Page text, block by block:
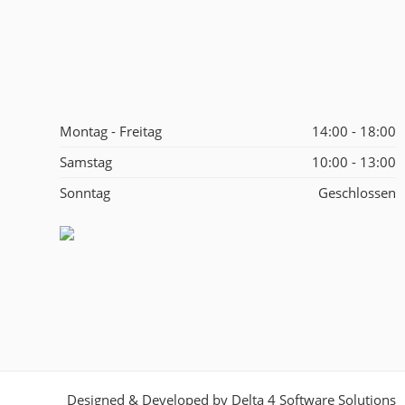
Montag - Freitag
14:00 - 18:00
Samstag
10:00 - 13:00
Sonntag
Geschlossen
Designed & Developed by Delta 4 Software Solutions